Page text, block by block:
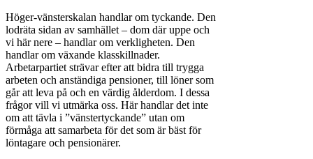
Höger-vänsterskalan handlar om tyckande. Den
lodräta sidan av samhället – dom där uppe och
vi här nere – handlar om verkligheten. Den
handlar om växande klasskillnader.
Arbetarpartiet strävar efter att bidra till trygga
arbeten och anständiga pensioner, till löner som
går att leva på och en värdig ålderdom. I dessa
frågor vill vi utmärka oss. Här handlar det inte
om att tävla i ”vänstertyckande” utan om
förmåga att samarbeta för det som är bäst för
löntagare och pensionärer.